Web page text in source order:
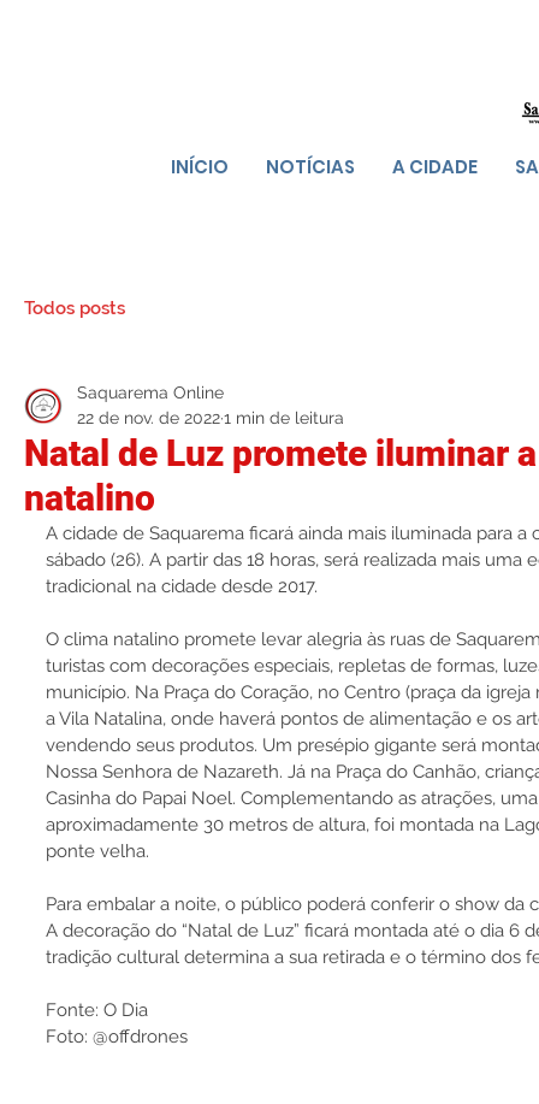
INÍCIO NOTÍCIAS A CIDADE
Todos posts
Natal de Luz promete iluminar
natalino
Saquarema Online
22 de nov. de 20221 min de leitura
A cidade de Saquarema ficará ainda mais iluminada para
sábado (26). A partir das 18 horas, será realizada mais uma
tradicional na cidade desde 2017.
O clima natalino promete levar alegria às ruas de
turistas com decorações especiais, repletas de formas,
município. Na Praça do Coração, no Centro (praça da
a Vila Natalina, onde haverá pontos de alimentação e os
vendendo seus produtos. Um presépio gigante será
Nossa Senhora de Nazareth. Já na Praça do Canhão,
Casinha do Papai Noel. Complementando as atrações,
aproximadamente 30 metros de altura, foi montada na
ponte velha.
Para embalar a noite, o público poderá conferir o show da
A decoração do “Natal de Luz” ficará montada até o dia 6
tradição cultural determina a sua retirada e o término dos
Fonte: O Dia
Foto: @offdrones